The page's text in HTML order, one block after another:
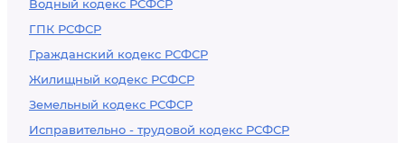
Водный кодекс РСФСР
ГПК РСФСР
Гражданский кодекс РСФСР
Жилищный кодекс РСФСР
Земельный кодекс РСФСР
Исправительно - трудовой кодекс РСФСР